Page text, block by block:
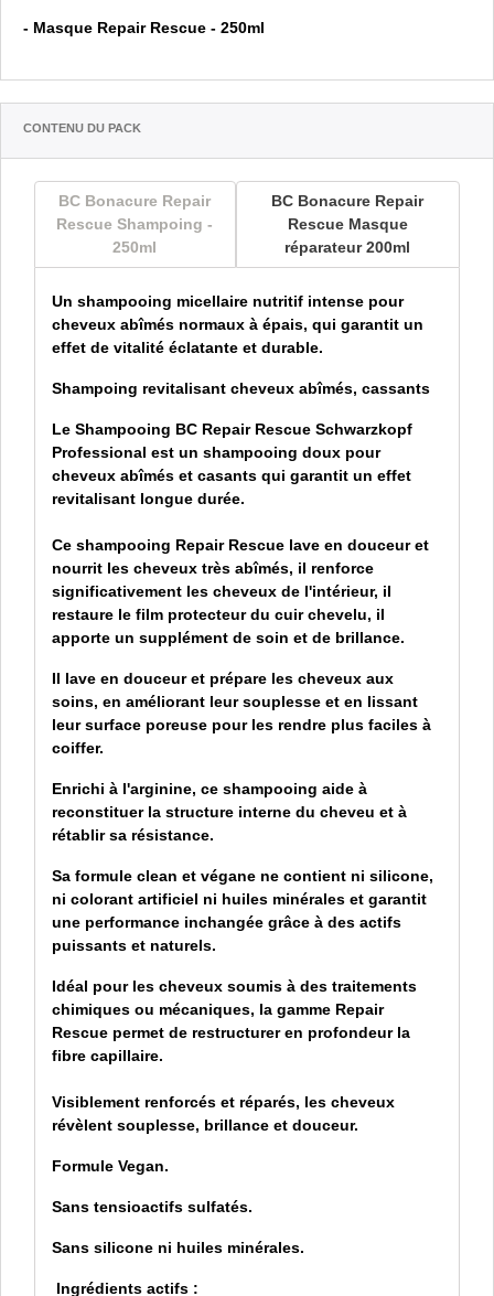
- Masque Repair Rescue - 250ml
Contenu du pack
BC Bonacure Repair
Rescue Shampoing -
250ml
BC Bonacure Repair
Rescue Masque
réparateur 200ml
Un shampooing micellaire nutritif intense pour
cheveux abîmés normaux à épais, qui garantit un
effet de vitalité éclatante et durable.
Shampoing revitalisant cheveux abîmés, cassants
Le Shampooing BC Repair Rescue Schwarzkopf
Professional est un shampooing doux pour
cheveux abîmés et casants qui garantit un effet
revitalisant longue durée.
Ce shampooing Repair Rescue lave en douceur et
nourrit les cheveux très abîmés, il renforce
significativement les cheveux de l'intérieur, il
restaure le film protecteur du cuir chevelu, il
apporte un supplément de soin et de brillance.
Il lave en douceur et prépare les cheveux aux
soins, en améliorant leur souplesse et en lissant
leur surface poreuse pour les rendre plus faciles à
coiffer.
Enrichi à l'arginine, ce shampooing aide à
reconstituer la structure interne du cheveu et à
rétablir sa résistance.
Sa formule clean et végane ne contient ni silicone,
ni colorant artificiel ni huiles minérales et garantit
une performance inchangée grâce à des actifs
puissants et naturels.
Idéal pour les cheveux soumis à des traitements
chimiques ou mécaniques, la gamme Repair
Rescue permet de restructurer en profondeur la
fibre capillaire.
Visiblement renforcés et réparés, les cheveux
révèlent souplesse, brillance et douceur.
Formule Vegan.
Sans tensioactifs sulfatés.
Sans silicone ni huiles minérales.
Ingrédients actifs :